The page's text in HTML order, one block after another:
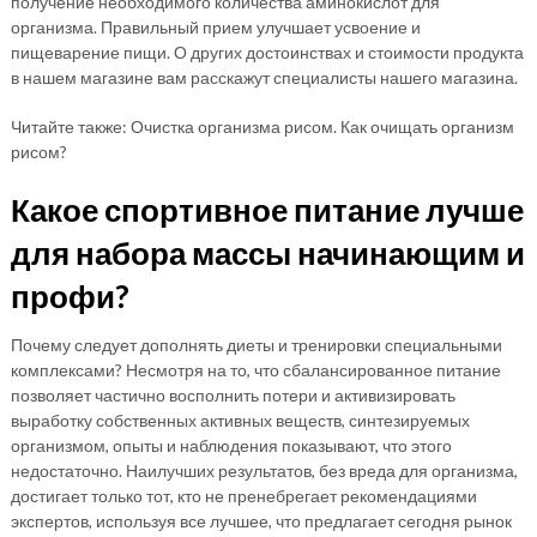
организма. Правильный прием улучшает усвоение и
пищеварение пищи. О других достоинствах и стоимости продукта
в нашем магазине вам расскажут специалисты нашего магазина.
Читайте также: Очистка организма рисом. Как очищать организм
рисом?
Какое спортивное питание лучше
для набора массы начинающим и
профи?
Почему следует дополнять диеты и тренировки специальными
комплексами? Несмотря на то, что сбалансированное питание
позволяет частично восполнить потери и активизировать
выработку собственных активных веществ, синтезируемых
организмом, опыты и наблюдения показывают, что этого
недостаточно. Наилучших результатов, без вреда для организма,
достигает только тот, кто не пренебрегает рекомендациями
экспертов, используя все лучшее, что предлагает сегодня рынок